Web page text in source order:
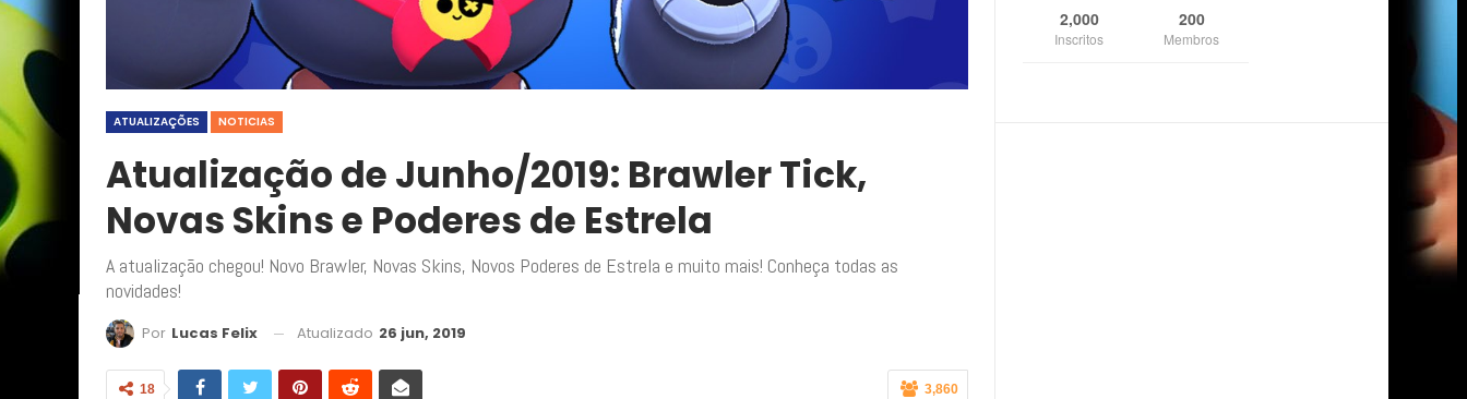
ATUALIZAÇÕES NOTICIAS
Atualização de Junho/2019: Brawler Tick,
Novas Skins e Poderes de Estrela
A atualização chegou! Novo Brawler, Novas Skins, Novos Poderes de Estrela e muito mais! Conheça todas as
novidades!
Por Lucas Felix Atualizado 26 jun, 2019
3,860
18
2,000
Inscritos
200
Membros